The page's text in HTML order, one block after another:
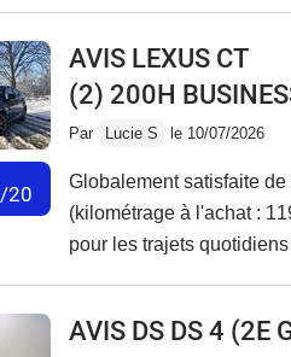
/20
AVIS LEXUS CT
(2) 200H
Par Lucie S le 10/07/2026
Globalement satisfaite
(kilométrage à l'achat :
pour les trajets
changé la vie (plus de
AVIS DS DS 4 (2E